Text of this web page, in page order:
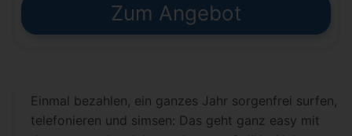
Zum Angebot
Einmal bezahlen, ein ganzes Jahr sorgenfrei surfen,
telefonieren und simsen: Das geht ganz easy mit